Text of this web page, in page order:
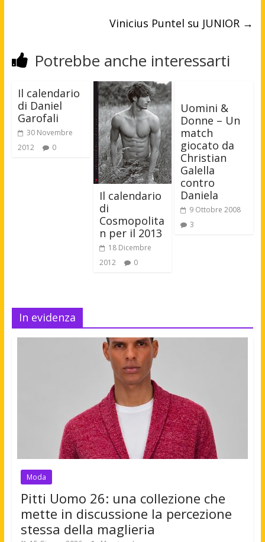
Vinicius Puntel su JUNIOR →
Potrebbe anche interessarti
Il calendario
di Daniel
Garofali
30 Novembre
2012
0
Il calendario
di
Cosmopolita
n per il 2013
18 Dicembre
2012
0
Uomini &
Donne – Un
match
giocato da
Christian
Galella
contro
Daniela
9 Ottobre 2008
3
In evidenza
Moda
Pitti Uomo 26: una collezione che
mette in discussione la percezione
stessa della maglieria